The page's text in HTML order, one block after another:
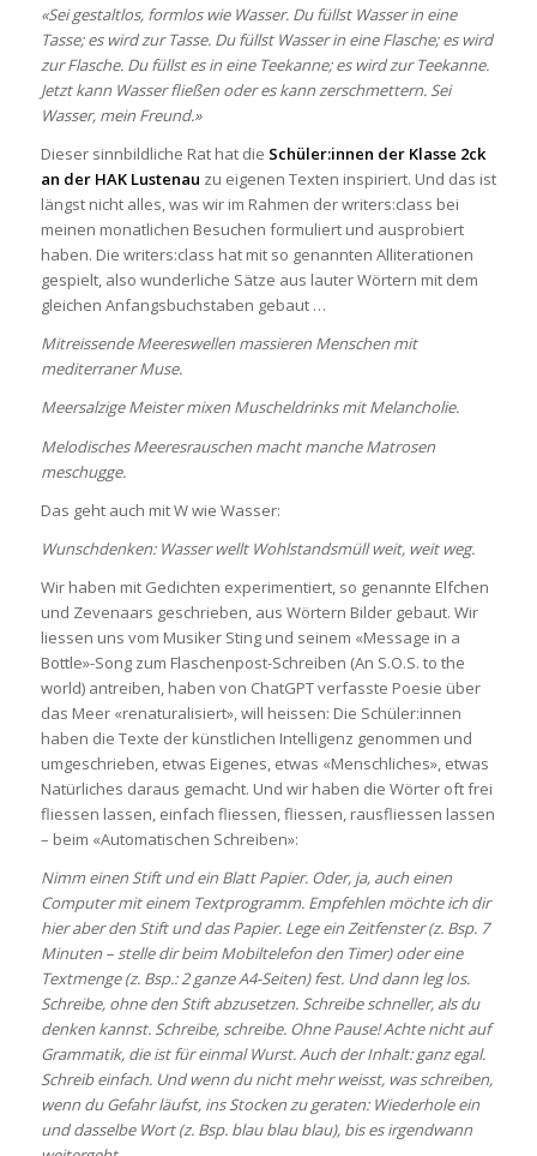
«Sei gestaltlos, formlos wie Wasser. Du füllst Wasser in eine
Tasse; es wird zur Tasse. Du füllst Wasser in eine Flasche; es wird
zur Flasche. Du füllst es in eine Teekanne; es wird zur Teekanne.
Jetzt kann Wasser fließen oder es kann zerschmettern. Sei
Wasser, mein Freund.»
Dieser sinnbildliche Rat hat die Schüler:innen der Klasse 2ck
an der HAK Lustenau zu eigenen Texten inspiriert. Und das ist
längst nicht alles, was wir im Rahmen der writers:class bei
meinen monatlichen Besuchen formuliert und ausprobiert
haben. Die writers:class hat mit so genannten Alliterationen
gespielt, also wunderliche Sätze aus lauter Wörtern mit dem
gleichen Anfangsbuchstaben gebaut …
Mitreissende Meereswellen massieren Menschen mit
mediterraner Muse.
Meersalzige Meister mixen Muscheldrinks mit Melancholie.
Melodisches Meeresrauschen macht manche Matrosen
meschugge.
Das geht auch mit W wie Wasser:
Wunschdenken: Wasser wellt Wohlstandsmüll weit, weit weg.
Wir haben mit Gedichten experimentiert, so genannte Elfchen
und Zevenaars geschrieben, aus Wörtern Bilder gebaut. Wir
liessen uns vom Musiker Sting und seinem «Message in a
Bottle»-Song zum Flaschenpost-Schreiben (An S.O.S. to the
world) antreiben, haben von ChatGPT verfasste Poesie über
das Meer «renaturalisiert», will heissen: Die Schüler:innen
haben die Texte der künstlichen Intelligenz genommen und
umgeschrieben, etwas Eigenes, etwas «Menschliches», etwas
Natürliches daraus gemacht. Und wir haben die Wörter oft frei
fliessen lassen, einfach fliessen, fliessen, rausfliessen lassen
– beim «Automatischen Schreiben»:
Nimm einen Stift und ein Blatt Papier. Oder, ja, auch einen
Computer mit einem Textprogramm. Empfehlen möchte ich dir
hier aber den Stift und das Papier. Lege ein Zeitfenster (z. Bsp. 7
Minuten – stelle dir beim Mobiltelefon den Timer) oder eine
Textmenge (z. Bsp.: 2 ganze A4-Seiten) fest. Und dann leg los.
Schreibe, ohne den Stift abzusetzen. Schreibe schneller, als du
denken kannst. Schreibe, schreibe. Ohne Pause! Achte nicht auf
Grammatik, die ist für einmal Wurst. Auch der Inhalt: ganz egal.
Schreib einfach. Und wenn du nicht mehr weisst, was schreiben,
wenn du Gefahr läufst, ins Stocken zu geraten: Wiederhole ein
und dasselbe Wort (z. Bsp. blau blau blau), bis es irgendwann